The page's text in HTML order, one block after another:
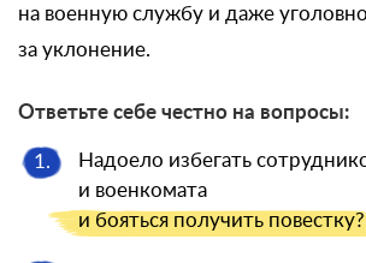
на военную службу и даже
за уклонение.
Ответьте себе честно на вопросы:
1.
Надоело избегать
и военкомата
и бояться получить повестку?